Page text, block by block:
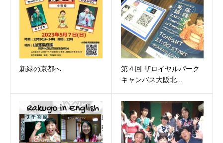
新緑の京都へ
第４回 ザロイヤルパーク
キャンバス大阪北...